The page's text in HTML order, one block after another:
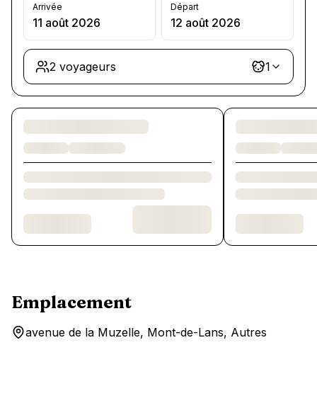
Arrivée
11 août 2026
Départ
12 août 2026
2 voyageurs 1
Chargement des chambres et des formules…
Emplacement
avenue de la Muzelle, Mont-de-Lans, Autres